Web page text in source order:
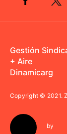
Gestión
+ Aire
Dinamicarg
Copyright © 2021.
by